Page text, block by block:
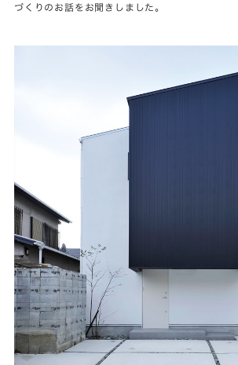
づくりのお話をお聞きしました。